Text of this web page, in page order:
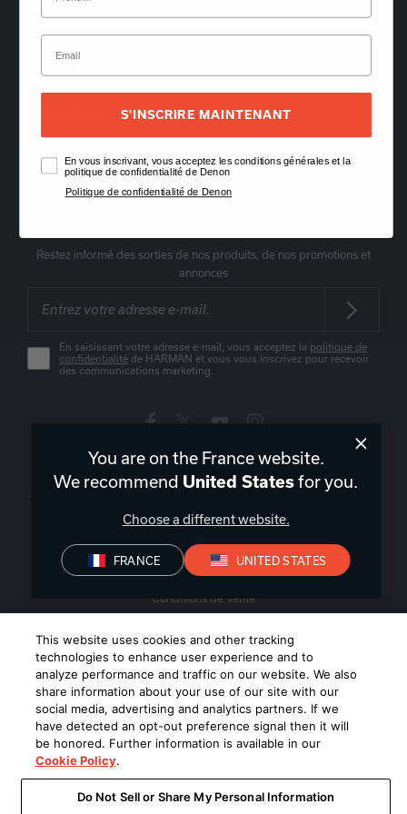
Support pour les commandes
Support technique
Restez informé des sorties de nos produits, de nos promotions et
annonces
En saisissant votre adresse e-mail, vous acceptez la politique de
confidentialité de HARMAN et vous vous inscrivez pour recevoir
des communications marketing.
France FR
Politique de confidentialité
Déclaration de conformité
Conditions de Vente
© 2026 Harman International Industries, Incorporated. All rights
reserved.
You are on the France website.
We recommend United Statesfor you.
Choose a different website.
FRANCE UNITED STATES
This website uses cookies and other tracking
technologies to enhance user experience and to
analyze performance and traffic on our website. We also
share information about your use of our site with our
social media, advertising and analytics partners. If we
have detected an opt-out preference signal then it will
be honored. Further information is available in our
Cookie Policy.
Do Not Sell or Share My Personal Information
S'INSCRIRE MAINTENANT
En vous inscrivant, vous acceptez les conditions générales et la
politique de confidentialité de Denon
Politique de confidentialité de Denon